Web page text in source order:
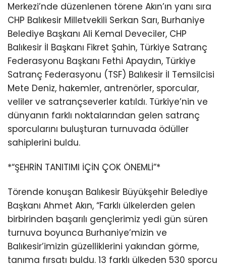
Merkezi’nde düzenlenen törene Akın’ın yanı sıra
CHP Balıkesir Milletvekili Serkan Sarı, Burhaniye
Belediye Başkanı Ali Kemal Deveciler, CHP
Balıkesir İl Başkanı Fikret Şahin, Türkiye Satranç
Federasyonu Başkanı Fethi Apaydın, Türkiye
Satranç Federasyonu (TSF) Balıkesir İl Temsilcisi
Mete Deniz, hakemler, antrenörler, sporcular,
veliler ve satrançseverler katıldı. Türkiye’nin ve
dünyanın farklı noktalarından gelen satranç
sporcularını buluşturan turnuvada ödüller
sahiplerini buldu.
*“ŞEHRİN TANITIMI İÇİN ÇOK ÖNEMLİ”*
Törende konuşan Balıkesir Büyükşehir Belediye
Başkanı Ahmet Akın, “Farklı ülkelerden gelen
birbirinden başarılı gençlerimiz yedi gün süren
turnuva boyunca Burhaniye’mizin ve
Balıkesir’imizin güzelliklerini yakından görme,
tanıma fırsatı buldu. 13 farklı ülkeden 530 sporcu